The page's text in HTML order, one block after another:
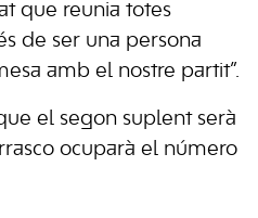
que reunia totes
de ser una persona
amb el nostre partit”.
el segon suplent serà
ocuparà el número